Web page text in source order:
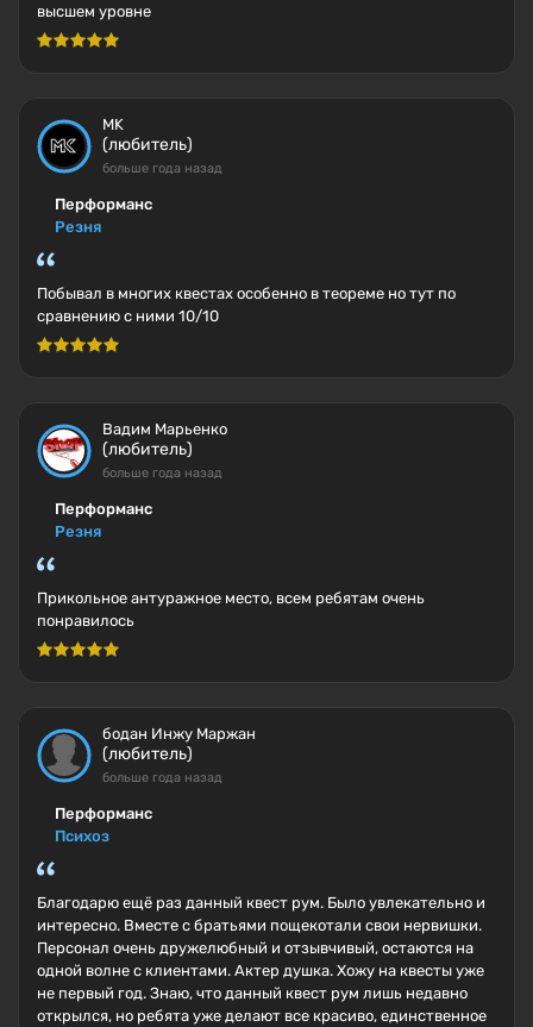
высшем уровне
MK
(любитель)
больше года назад
Перформанс
Резня
Побывал в многих квестах особенно в теореме но тут по
сравнению с ними 10/10
Вадим Марьенко
(любитель)
больше года назад
Перформанс
Резня
Прикольное антуражное место, всем ребятам очень
понравилось
бодан Инжу Маржан
(любитель)
больше года назад
Перформанс
Психоз
Благодарю ещё раз данный квест рум. Было увлекательно и
интересно. Вместе с братьями пощекотали свои нервишки.
Персонал очень дружелюбный и отзывчивый, остаются на
одной волне с клиентами. Актер душка. Хожу на квесты уже
не первый год. Знаю, что данный квест рум лишь недавно
открылся, но ребята уже делают все красиво, единственное